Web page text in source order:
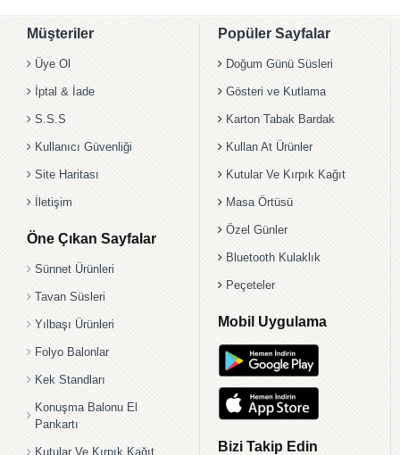
Müşteriler
Üye Ol
İptal & İade
S.S.S
Kullanıcı Güvenliği
Site Haritası
İletişim
Öne Çıkan Sayfalar
Sünnet Ürünleri
Tavan Süsleri
Yılbaşı Ürünleri
Folyo Balonlar
Kek Standları
Konuşma Balonu El
Pankartı
Kutular Ve Kırpık Kağıt
Popüler Sayfalar
Doğum Günü Süsleri
Gösteri ve Kutlama
Karton Tabak Bardak
Kullan At Ürünler
Kutular Ve Kırpık Kağıt
Masa Örtüsü
Özel Günler
Bluetooth Kulaklık
Peçeteler
Mobil Uygulama
Bizi Takip Edin